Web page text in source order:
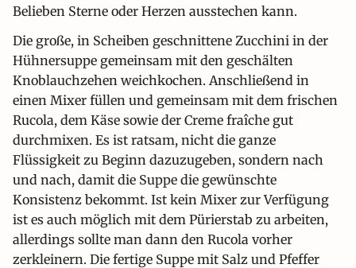
Belieben Sterne oder Herzen ausstechen kann.
Die große, in Scheiben geschnittene Zucchini in der
Hühnersuppe gemeinsam mit den geschälten
Knoblauchzehen weichkochen. Anschließend in
einen Mixer füllen und gemeinsam mit dem frischen
Rucola, dem Käse sowie der Creme fraîche gut
durchmixen. Es ist ratsam, nicht die ganze
Flüssigkeit zu Beginn dazuzugeben, sondern nach
und nach, damit die Suppe die gewünschte
Konsistenz bekommt. Ist kein Mixer zur Verfügung
ist es auch möglich mit dem Pürierstab zu arbeiten,
allerdings sollte man dann den Rucola vorher
zerkleinern. Die fertige Suppe mit Salz und Pfeffer